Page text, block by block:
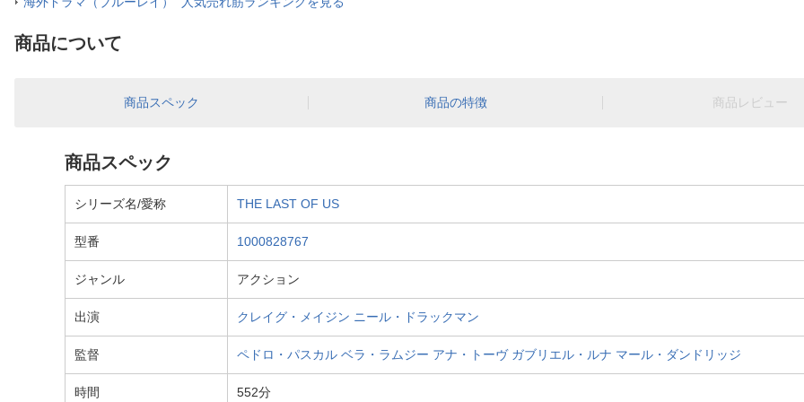
商品について
商品スペック 商品の特徴 商品レビュー
商品スペック
シリーズ名/愛称 THE LAST OF US
型番 1000828767
ジャンル アクション
出演 クレイグ・メイジン ニール・ドラックマン
監督 ペドロ・パスカル ベラ・ラムジー アナ・トーヴ ガブリエル・ルナ マール・ダンドリッジ
時間 552分